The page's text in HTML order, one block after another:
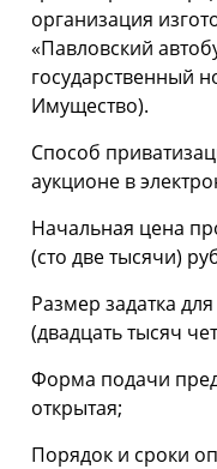
организация
«Павловский
государственный
Имущество).
Способ
аукционе в
Начальная цена
(сто две тысячи)
Размер задатка
(двадцать тысяч
Форма подачи
открытая;
Порядок и сроки